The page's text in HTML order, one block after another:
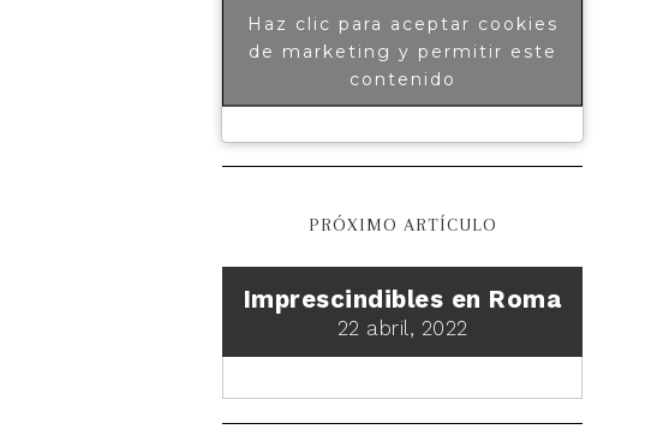
Haz clic para aceptar cookies
de marketing y permitir este
contenido
PRÓXIMO ARTÍCULO
Imprescindibles en Roma
22 abril, 2022